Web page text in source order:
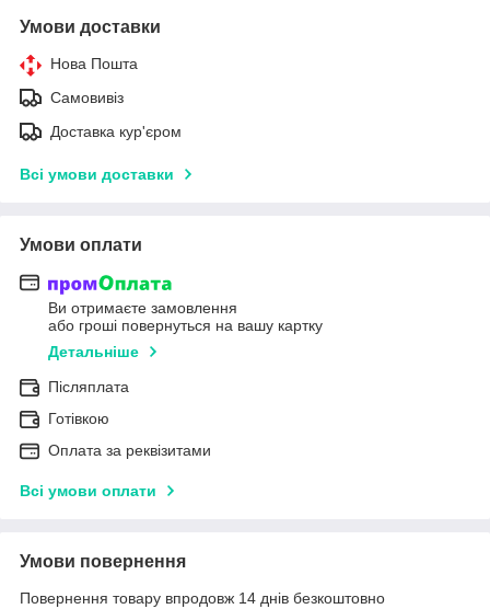
Умови доставки
Нова Пошта
Самовивіз
Доставка кур'єром
Всі умови доставки
Умови оплати
Ви отримаєте замовлення
або гроші повернуться на вашу картку
Детальніше
Післяплата
Готівкою
Оплата за реквізитами
Всі умови оплати
Умови повернення
Повернення товару впродовж 14 днів безкоштовно